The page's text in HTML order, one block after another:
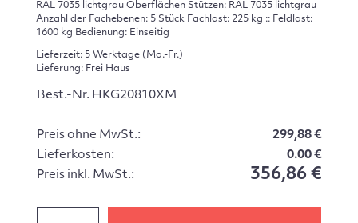
RAL 7035 lichtgrau Oberflächen Stützen: RAL 7035 lichtgrau
Anzahl der Fachebenen: 5 Stück Fachlast: 225 kg :: Feldlast:
1600 kg Bedienung: Einseitig
Lieferzeit: 5 Werktage (Mo.-Fr.)
Lieferung: Frei Haus
Best.-Nr. HKG20810XM
Preis ohne MwSt.:
299,88 €
Lieferkosten:
0.00 €
Preis inkl. MwSt.:
356,86 €